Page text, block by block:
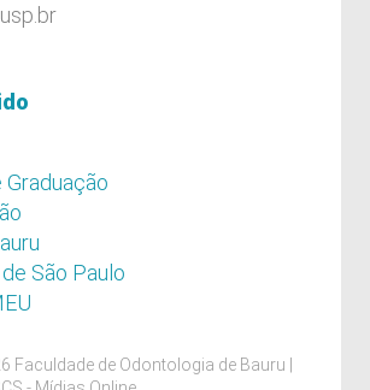
São Paulo
Faculdade de Odontologia de Bauru |